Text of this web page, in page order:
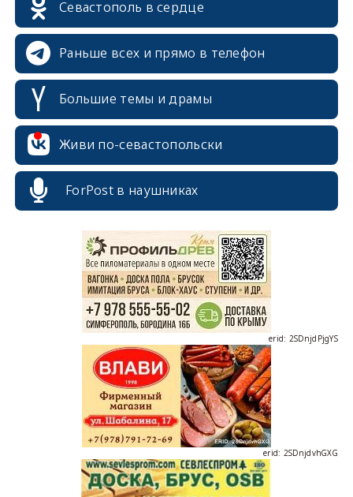
Севастополь в сердце
Раньше всех и прямо в телефон
Большие темы и драмы
Живи по-севастопольски
ForPost в наушниках
erid: 2SDnjdPjgYS
erid: 2SDnjdvhGXG